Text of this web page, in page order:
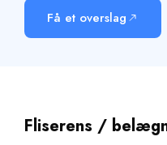
Få et overslag
Fliserens /